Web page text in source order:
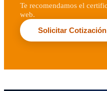
Te recomendamos el
web.
Solicitar Cotización